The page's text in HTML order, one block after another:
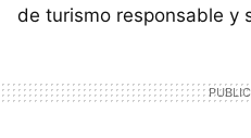
de turismo responsable y